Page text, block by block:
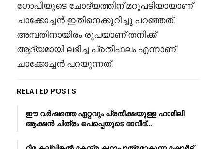
ഗോപിയുടെ ചോദ്യത്തിന് മറുപടിയായാണ്
ചാക്കോച്ചൻ ഇതിനെക്കുറിച്ചു പറഞ്ഞത്.
അമ്പതിനായിരം രൂപയാണ് തനിക്ക്
ആദ്യമായി ലഭിച്ച പ്രതിഫലം എന്നാണ്
ചാക്കോച്ചൻ പറയുന്നത്.
RELATED POSTS
ഈ വർഷത്തെ ഏറ്റവും പ്രതീക്ഷയുള്ള ഫാമിലി
ആക്ഷൻ ചിത്രം പെപ്പെയുടെ ദാവീദ്…